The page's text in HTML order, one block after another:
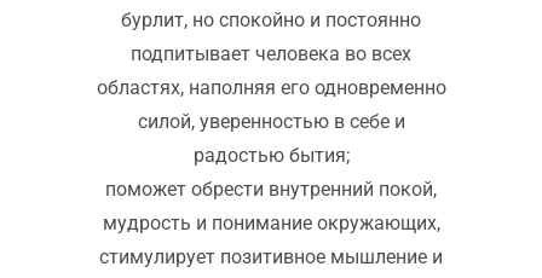
бурлит, но спокойно и постоянно
подпитывает человека во всех
областях, наполняя его одновременно
силой, уверенностью в себе и
радостью бытия;
поможет обрести внутренний покой,
мудрость и понимание окружающих,
стимулирует позитивное мышление и